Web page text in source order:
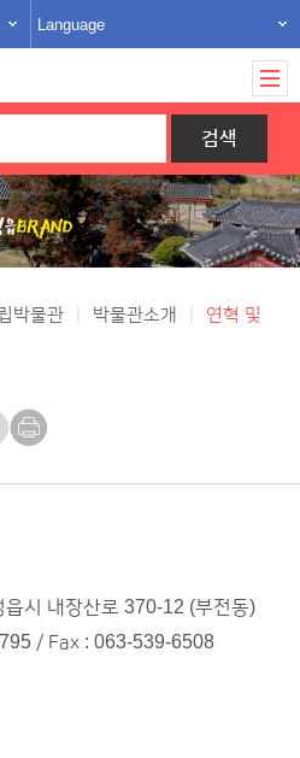
Language
박물관 박물관소개
연혁 및
시 내장산로 370-12 (부전동)
/ Fax : 063-539-6508